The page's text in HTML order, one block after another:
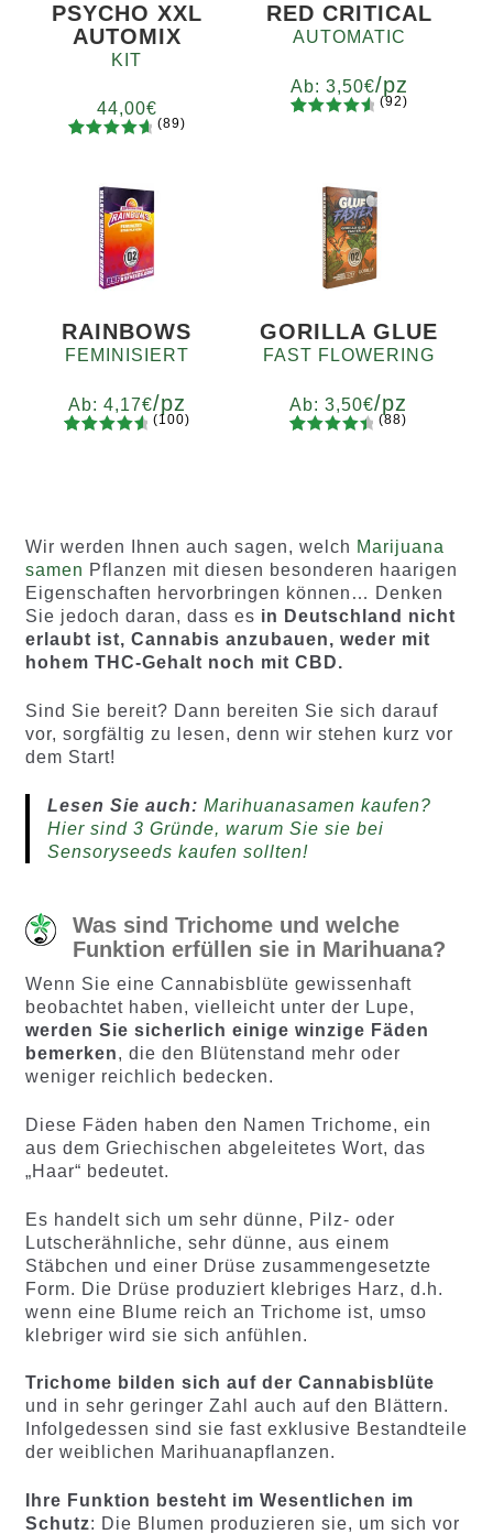
PSYCHO XXL
AUTOMIX
KIT
44,00€
von 5,
basierend
auf
Kundenb
ewertung
(89)
RED CRITICAL
AUTOMATIC
Ab: 3,50€/pz
basierend
auf
Kundenb
ewertung
(92)
RAINBOWS
FEMINISIERT
Ab: 4,17€/pz
auf
Kundenb
ewertung
en
(100)
GORILLA GLUE
FAST FLOWERING
Ab:3,50€/pz
d auf
Kundenb
ewertung
en
(88)
Wir werden Ihnen auch sagen, welch Marijuana
samen Pflanzen mit diesen besonderen haarigen
Eigenschaften hervorbringen können… Denken
Sie jedoch daran, dass es in Deutschland nicht
erlaubt ist, Cannabis anzubauen, weder mit
hohem THC-Gehalt noch mit CBD.
Sind Sie bereit? Dann bereiten Sie sich darauf
vor, sorgfältig zu lesen, denn wir stehen kurz vor
dem Start!
Lesen Sie auch: Marihuanasamen kaufen?
Hier sind 3 Gründe, warum Sie sie bei
Sensoryseeds kaufen sollten!
Was sind Trichome und welche
Funktion erfüllen sie in Marihuana?
Wenn Sie eine Cannabisblüte gewissenhaft
beobachtet haben, vielleicht unter der Lupe,
werden Sie sicherlich einige winzige Fäden
bemerken, die den Blütenstand mehr oder
weniger reichlich bedecken.
Diese Fäden haben den Namen Trichome, ein
aus dem Griechischen abgeleitetes Wort, das
„Haar“ bedeutet.
Es handelt sich um sehr dünne, Pilz- oder
Lutscherähnliche, sehr dünne, aus einem
Stäbchen und einer Drüse zusammengesetzte
Form. Die Drüse produziert klebriges Harz, d.h.
wenn eine Blume reich an Trichome ist, umso
klebriger wird sie sich anfühlen.
Trichome bilden sich auf der Cannabisblüte
und in sehr geringer Zahl auch auf den Blättern.
Infolgedessen sind sie fast exklusive Bestandteile
der weiblichen Marihuanapflanzen.
Ihre Funktion besteht im Wesentlichen im
Schutz: Die Blumen produzieren sie, um sich vor